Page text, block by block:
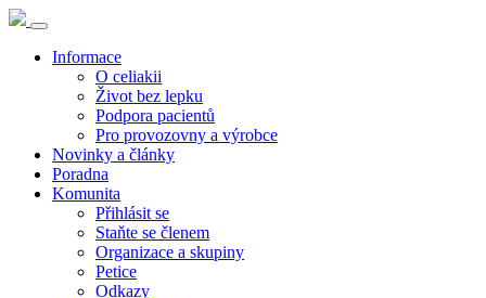
Informace
O celiakii
Život bez lepku
Podpora pacientů
Pro provozovny a výrobce
Novinky a články
Poradna
Komunita
Přihlásit se
Staňte se členem
Organizace a skupiny
Petice
Odkazy